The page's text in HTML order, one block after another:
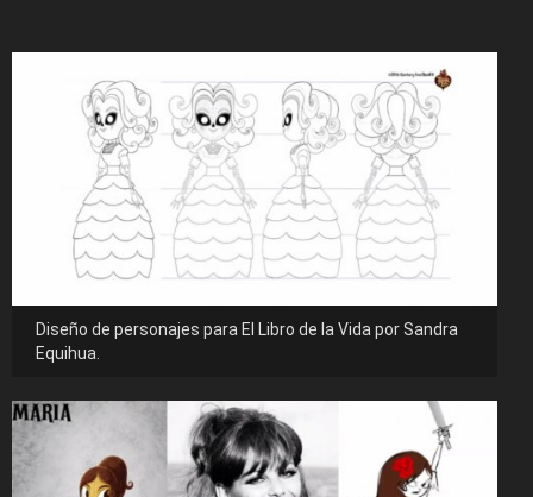
Diseño de personajes para El Libro de la Vida por Sandra
Equihua.